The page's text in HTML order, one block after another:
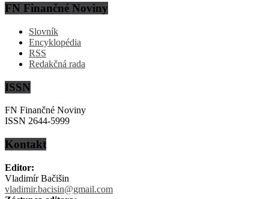
FN Finančné Noviny
Slovník
Encyklopédia
RSS
Redakčná rada
ISSN
FN Finančné Noviny
ISSN 2644-5999
Kontakt
Editor:
Vladimír Bačišin
vladimir.bacisin@gmail.com